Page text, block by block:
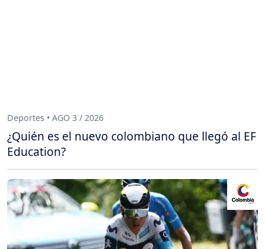
Deportes • AGO 3 / 2026
¿Quién es el nuevo colombiano que llegó al EF
Education?